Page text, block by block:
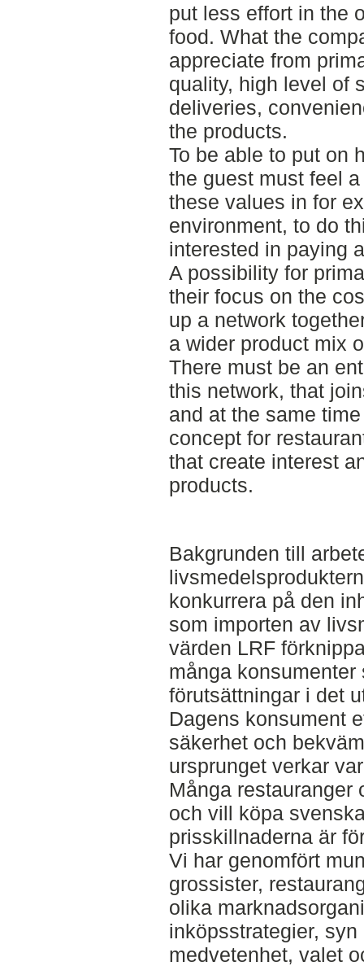
put less effort in the
food. What the
appreciate from
quality, high level of
deliveries,
the products.
To be able to put on
the guest must feel
these values in for
environment, to do
interested in paying
A possibility for
their focus on the
up a network
a wider product mix
There must be an
this network, that
and at the same
concept for
that create interest
products.
Bakgrunden till
konkurrera på den
som importen av
värden LRF
många
förutsättningar i det
Dagens konsument
säkerhet och
ursprunget verkar
Många restauranger
och vill köpa
prisskillnaderna är
Vi har genomfört
grossister,
olika
inköpsstrategier,
medvetenhet, valet